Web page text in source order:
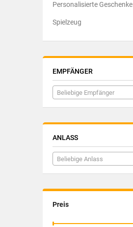
Personalisierte Geschenke
Spielzeug
EMPFÄNGER
Beliebige Empfänger
ANLASS
Beliebige Anlass
Preis